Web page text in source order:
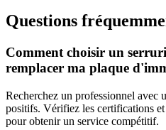
Questions
Comment choisir un
remplacer ma plaque
Recherchez un professionnel avec
positifs. Vérifiez les certifications
pour obtenir un service compétitif.